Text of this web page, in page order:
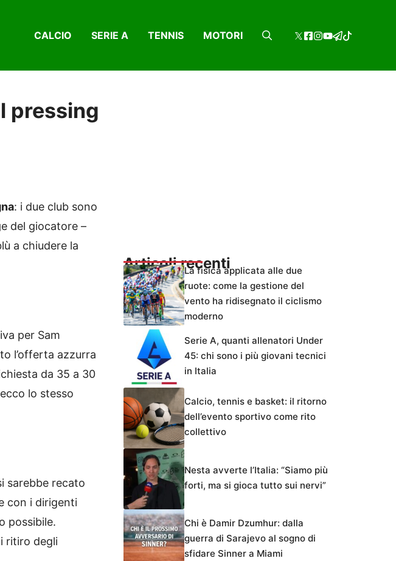
CALCIO SERIE A TENNIS MOTORI
pressing
: i due club sono
del giocatore –
a chiudere la
per Sam
l’offerta azzurra
da 35 a 30
lo stesso
sarebbe recato
con i dirigenti
possibile.
ritiro degli
Articoli recentiLa fisica applicata alle due
ruote: come la gestione del
vento ha ridisegnato il ciclismo
moderno
Serie A, quanti allenatori Under
45: chi sono i più giovani tecnici
in Italia
Calcio, tennis e basket: il ritorno
dell’evento sportivo come rito
collettivo
Nesta avverte l’Italia: “Siamo più
forti, ma si gioca tutto sui nervi”
Chi è Damir Dzumhur: dalla
guerra di Sarajevo al sogno di
sfidare Sinner a Miami